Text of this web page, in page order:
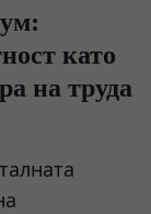
като
на труда